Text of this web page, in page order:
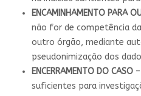
ENCAMINHAMENTO PARA
não for de competência
outro órgão, mediante
pseudonimização dos
ENCERRAMENTO DO CASO–
suficientes para